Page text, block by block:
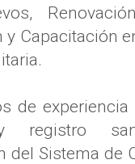
y Capacitación
de
registro
del Sistema de